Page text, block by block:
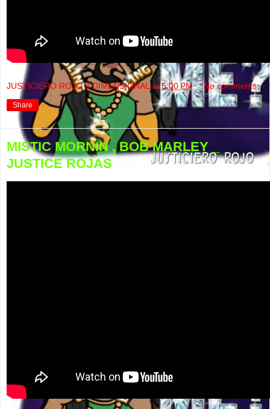
JUSTICIERO ROJO 3 DIMENSIONAL at5:00 PM No comments:
Share
MISTIC MORNIN , BOB MARLEY _
JUSTICE ROJAS